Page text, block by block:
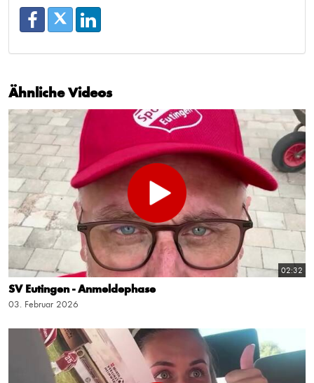
Ähnliche Videos
02:32
SV Eutingen - Anmeldephase
03. Februar 2026